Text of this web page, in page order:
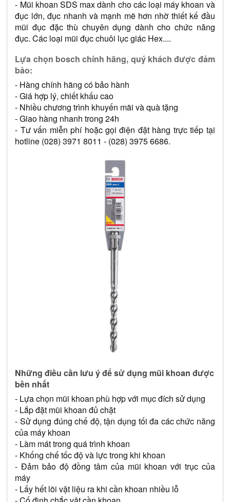
- Mũi khoan SDS max dành cho các loại máy khoan và
đục lớn, đục nhanh và mạnh mẽ hơn nhờ thiết kế đầu
mũi đục đặc thù chuyên dụng dành cho chức năng
đục. Các loại mũi đục chuôi lục giác Hex....
Lựa chọn bosch chính hãng, quý khách được đảm
bảo:
- Hàng chính hãng có bảo hành
- Giá hợp lý, chiết khấu cao
- Nhiều chương trình khuyến mãi và quà tặng
- Giao hàng nhanh trong 24h
- Tư vấn miễn phí hoặc gọi điện đặt hàng trực tiếp tại
hotline (028) 3971 8011 - (028) 3975 6686.
Những điều cần lưu ý để sử dụng mũi khoan được
bền nhất
- Lựa chọn mũi khoan phù hợp với mục đích sử dụng
- Lắp đặt mũi khoan đủ chặt
- Sử dụng đúng chế độ, tận dụng tối đa các chức năng
của máy khoan
- Làm mát trong quá trình khoan
- Khống chế tốc độ và lực trong khi khoan
- Đảm bảo độ đồng tâm của mũi khoan với trục của
máy
- Lấy hết lõi vật liệu ra khi cần khoan nhiều lỗ